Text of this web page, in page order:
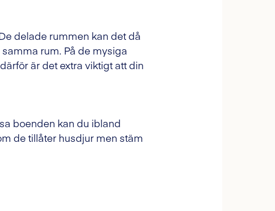
delade rummen kan det då
rum. På de mysiga
är det extra viktigt att din
boenden kan du ibland
de tillåter husdjur men stäm